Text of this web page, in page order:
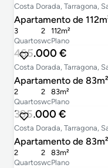
Costa Dorada, Tarragona,
Apartamento de
Quartos
3
wc
2
Plano
112m²
465.000 €
Costa Dorada, Tarragona,
Apartamento de
Quartos
2
wc
2
Plano
83m²
395.000 €
Costa Dorada, Tarragona,
Apartamento de
Quartos
2
wc
2
Plano
83m²